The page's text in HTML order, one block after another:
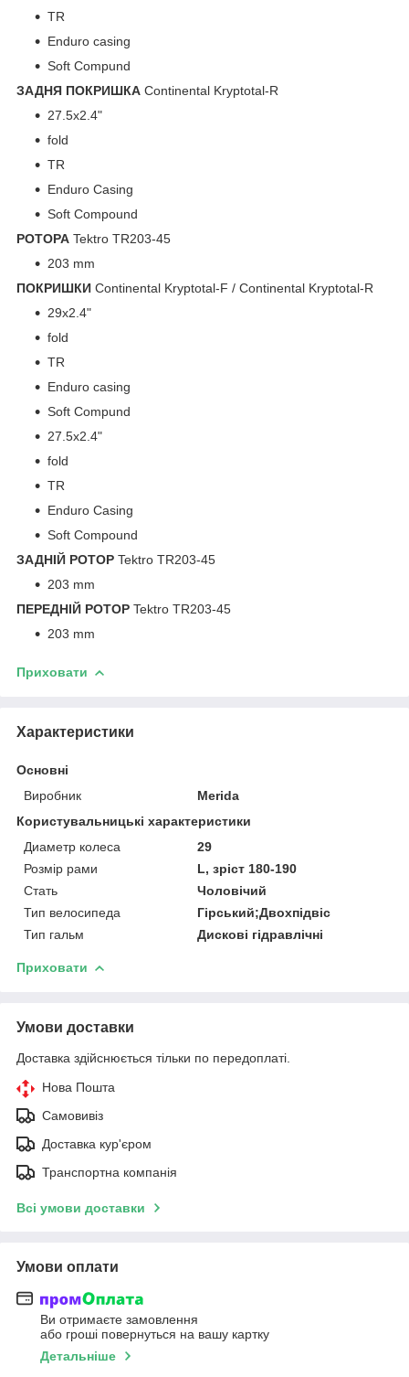
TR
Enduro casing
Soft Compund
ЗАДНЯ ПОКРИШКА Continental Kryptotal-R
27.5x2.4"
fold
TR
Enduro Casing
Soft Compound
РОТОРА Tektro TR203-45
203 mm
ПОКРИШКИ Continental Kryptotal-F / Continental Kryptotal-R
29x2.4"
fold
TR
Enduro casing
Soft Compund
27.5x2.4"
fold
TR
Enduro Casing
Soft Compound
ЗАДНІЙ РОТОР Tektro TR203-45
203 mm
ПЕРЕДНІЙ РОТОР Tektro TR203-45
203 mm
Приховати
Характеристики
Основні
Виробник
Merida
Користувальницькі характеристики
Диаметр колеса
29
Розмір рами
L, зріст 180-190
Стать
Чоловічий
Тип велосипеда
Гірський;Двохпідвіс
Тип гальм
Дискові гідравлічні
Приховати
Умови доставки
Доставка здійснюється тільки по передоплаті.
Нова Пошта
Самовивіз
Доставка кур'єром
Транспортна компанія
Всі умови доставки
Умови оплати
Ви отримаєте замовлення
або гроші повернуться на вашу картку
Детальніше